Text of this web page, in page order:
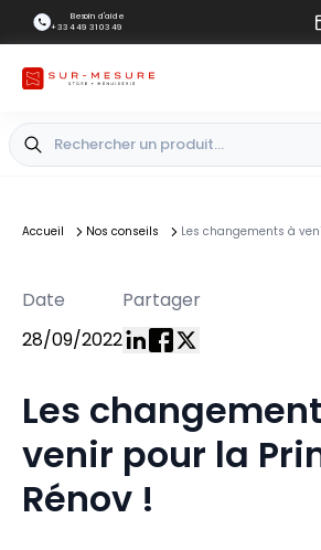
Besoin d'aide
+33 4 49 31 03 49
Accueil Nos conseils Les changements à
Date
28/09/2022
Partager
Les
venir pour la
Rénov !